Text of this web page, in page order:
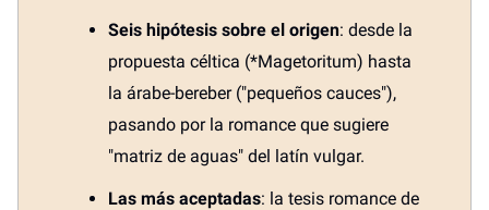
Seis hipótesis sobre el origen: desde la
propuesta céltica (*Magetoritum) hasta
la árabe-bereber ("pequeños cauces"),
pasando por la romance que sugiere
"matriz de aguas" del latín vulgar.
Las más aceptadas: la tesis romance de